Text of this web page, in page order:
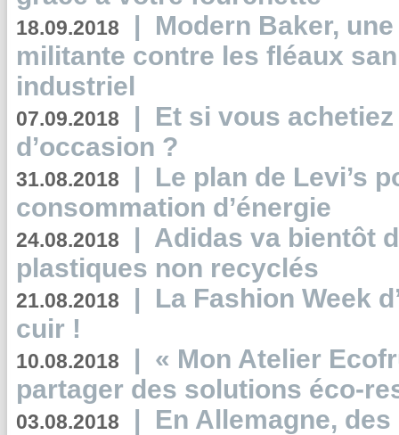
18.09.2018 | Modern Baker,
militante contre les fléaux
industriel
07.09.2018 | Et si vous
d’occasion ?
31.08.2018 | Le plan de Levi’s
consommation d’énergie
24.08.2018 | Adidas va bientôt
plastiques non recyclés
21.08.2018 | La Fashion Week
cuir !
10.08.2018 | « Mon Atelier
partager des solutions éco-
03.08.2018 | En Allemagne,